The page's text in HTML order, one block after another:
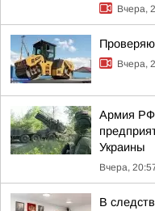
Вчера,
Вчера,
Армия РФ
Украины
Вчера,
В